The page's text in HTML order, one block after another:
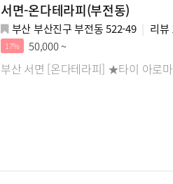
서면-온다테라피(부전동)
부산 부산진구 부전동 522-49 리뷰
17% 50,000 ~
부산 서면 [온다테라피] ★타이 아로